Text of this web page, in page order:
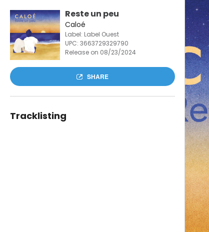
Reste un peu
Caloé
Label: Label Ouest
UPC: 3663729329790
Release on 08/23/2024
SHARE
Tracklisting